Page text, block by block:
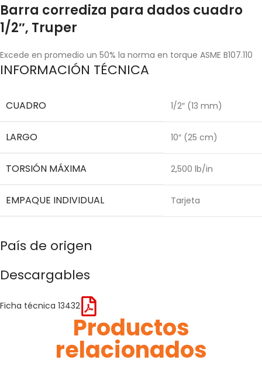
Barra corrediza para dados cuadro
1/2″, Truper
Excede en promedio un 50% la norma en torque ASME B107.110
INFORMACIÓN TÉCNICA
CUADRO 1/2″ (13 mm)
LARGO 10″ (25 cm)
TORSIÓN MÁXIMA 2,500 lb/in
EMPAQUE INDIVIDUAL Tarjeta
País de origen
Descargables
Ficha técnica 13432
Productos
relacionados